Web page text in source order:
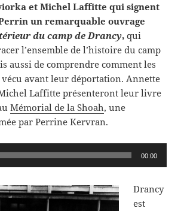
et Michel Laffitte qui signent
un remarquable ouvrage
du camp de Drancy,qui
l’ensemble de l’histoire du camp
aussi de comprendre comment les
avant leur déportation. Annette
Laffitte présenteront leur livre
Mémorial de la Shoah, une
par Perrine Kervran.
00:00
Drancy
est